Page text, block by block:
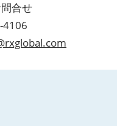
合せ
4106